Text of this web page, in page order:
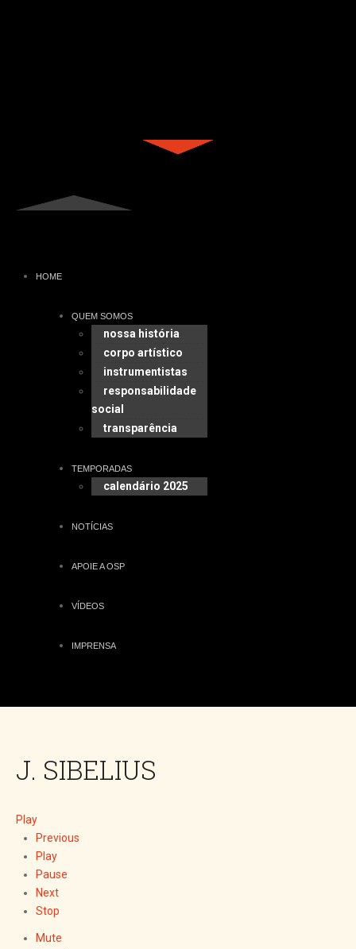
HOME
QUEM SOMOS
nossa história
corpo artístico
instrumentistas
responsabilidade
social
transparência
TEMPORADAS
calendário 2025
NOTÍCIAS
APOIE A OSP
VÍDEOS
IMPRENSA
J. SIBELIUS
Play
Previous
Play
Pause
Next
Stop
Mute